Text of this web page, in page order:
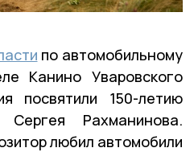
по автомобильному
Канино Уваровского
посвятили 150-летию
Рахманинова.
любил автомобили